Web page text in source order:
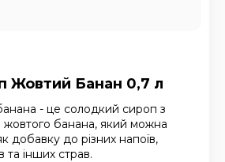
Жовтий Банан 0,7 л
- це солодкий сироп з
жовтого банана, який можна
добавку до різних напоїв,
та інших страв.